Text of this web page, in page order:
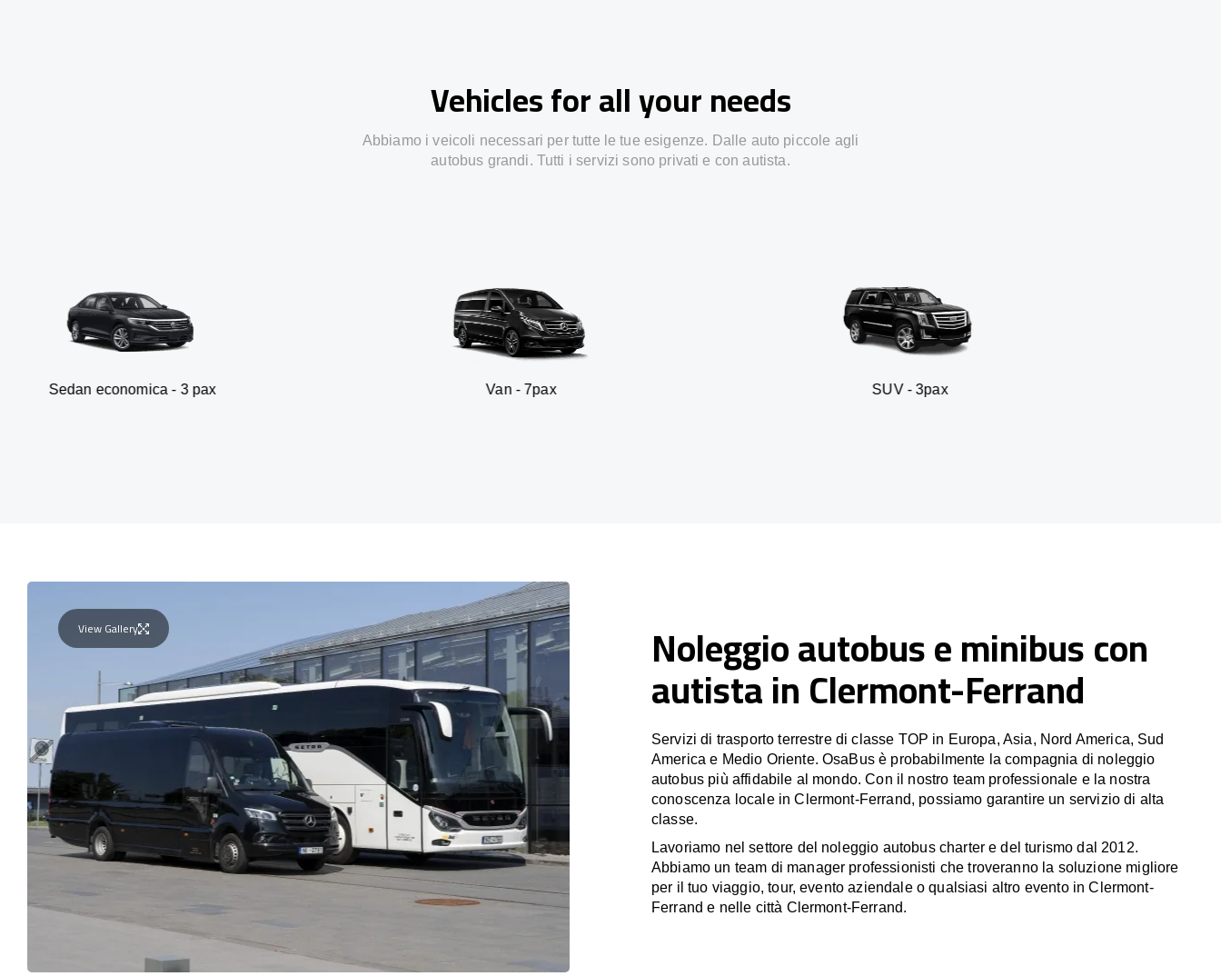
Vehicles for all your needs
Abbiamo i veicoli necessari per tutte le tue esigenze. Dalle auto piccole agli
autobus grandi. Tutti i servizi sono privati e con autista.
- 3 pax
View Gallery Noleggio autobus e minibus con
autista in Clermont-Ferrand
Servizi di trasporto terrestre di classe TOP in Europa, Asia, Nord America, Sud
America e Medio Oriente. OsaBus è probabilmente la compagnia di noleggio
autobus più affidabile al mondo. Con il nostro team professionale e la nostra
conoscenza locale in Clermont-Ferrand, possiamo garantire un servizio di alta
classe.
Lavoriamo nel settore del noleggio autobus charter e del turismo dal 2012.
Abbiamo un team di manager professionisti che troveranno la soluzione migliore
per il tuo viaggio, tour, evento aziendale o qualsiasi altro evento in Clermont-
Ferrand e nelle città Clermont-Ferrand.